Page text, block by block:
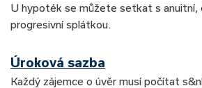
U hypoték se můžete setkat s anuitní,
progresivní splátkou.
Úroková sazba
Každý zájemce o úvěr musí počítat